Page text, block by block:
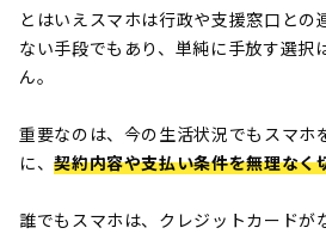
とはいえスマホは行政や支援窓口との
ない手段でもあり、単純に手放す選択
ん。
重要なのは、今の生活状況でもスマホ
に、契約内容や支払い条件を無理なく
誰でもスマホは、クレジットカードが